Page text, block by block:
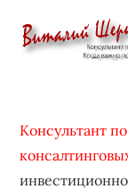
меню
вопросам
по
вопросам
управления.
Консультант